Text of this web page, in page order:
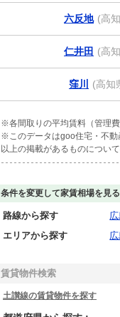
六反地 (高
仁井田 (高
窪川 (高知
※各間取りの平均賃料（管理
※このデータはgoo住宅・不動
以上の掲載があるものについ
条件を変更して家賃相場を見る
路線から探す
エリアから探す
賃貸物件検索
土讃線の賃貸物件を探す